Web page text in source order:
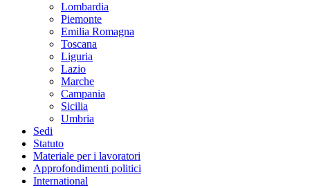
Lombardia
Piemonte
Emilia Romagna
Toscana
Liguria
Lazio
Marche
Campania
Sicilia
Umbria
Sedi
Statuto
Materiale per i lavoratori
Approfondimenti politici
International